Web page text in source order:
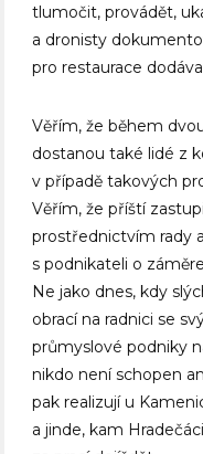
tlumočit, provádět,
a dronisty
pro restaurace
Věřím, že během
dostanou také lidé z
v případě takových
Věřím, že příští
prostřednictvím rady
s podnikateli o
Ne jako dnes, kdy
obrací na radnici se
průmyslové podniky
nikdo není schopen
pak realizují u
a jinde, kam